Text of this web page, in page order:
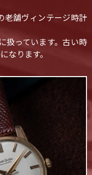
老舗ヴィンテージ時計
扱っています。古い時
なります。